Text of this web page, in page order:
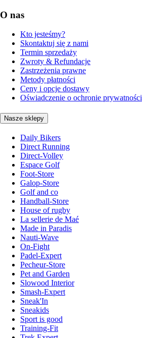
O nas
Kto jesteśmy?
Skontaktuj się z nami
Termin sprzedaży
Zwroty & Refundacje
Zastrzeżenia prawne
Metody płatności
Ceny i opcje dostawy
Oświadczenie o ochronie prywatności
Nasze sklepy
Daily Bikers
Direct Running
Direct-Volley
Espace Golf
Foot-Store
Galop-Store
Golf and co
Handball-Store
House of rugby
La sellerie de Maé
Made in Paradis
Nauti-Wave
On-Fight
Padel-Expert
Pecheur-Store
Pet and Garden
Slowood Interior
Smash-Expert
Sneak'In
Sneakids
Sport is good
Training-Fit